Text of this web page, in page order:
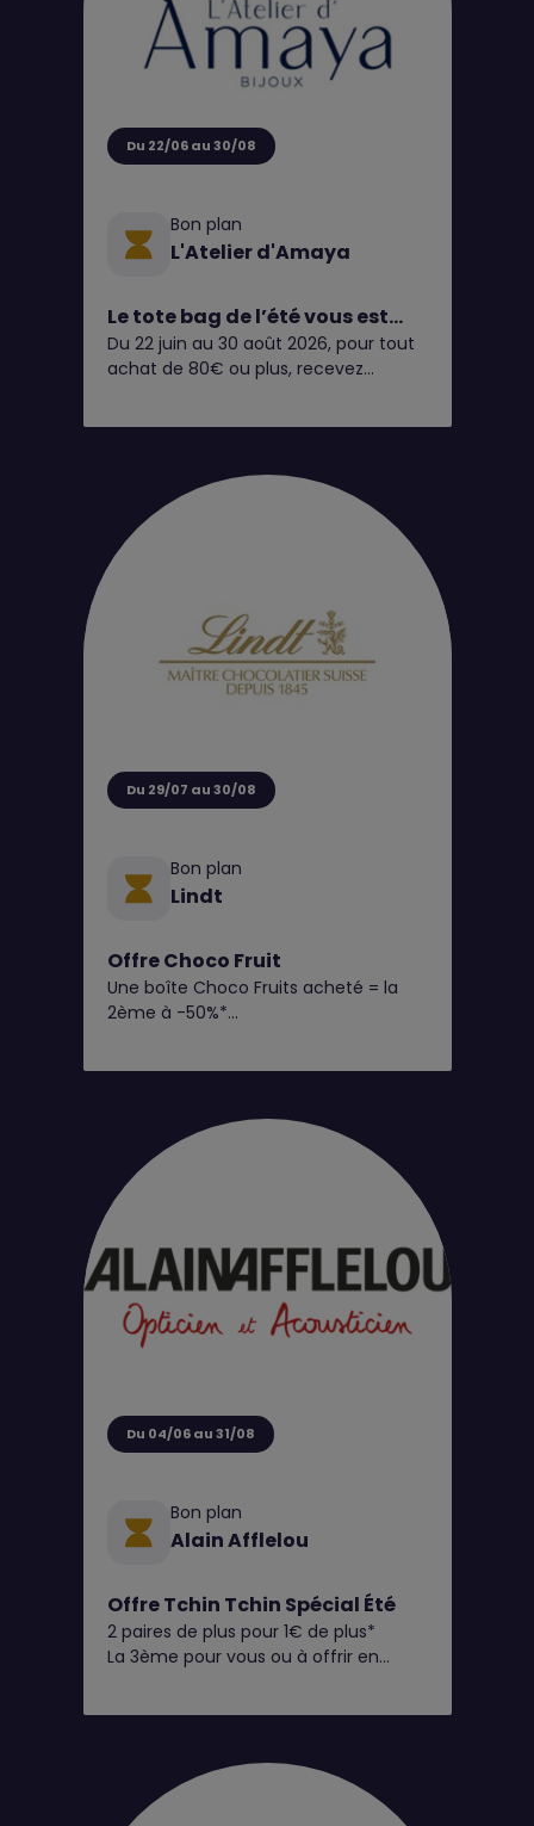
Du 22/06 au 30/08
Bon plan
L'Atelier d'Amaya
Le tote bag de l’été vous est
OFFERT chez L’Atelier d’Amaya
☀️🧡
Du 22 juin au 30 août 2026, pour tout
achat de 80€ ou plus, recevez
Pratique, léger et coloré, il vous
accompagnera partout cet été : à la
plage, en week-end, au marché ou
dans votre quotidien. Un accessoire
aussi utile que tendance, parfait pour
Du 29/07 au 30/08
Bon plan
Lindt
Offre Choco Fruit
Une boîte Choco Fruits acheté = la
2ème à -50%*
Du 04/06 au 31/08
Bon plan
Alain Afflelou
Offre Tchin Tchin Spécial Été
2 paires de plus pour 1€ de plus*
La 3ème pour vous ou à offrir en